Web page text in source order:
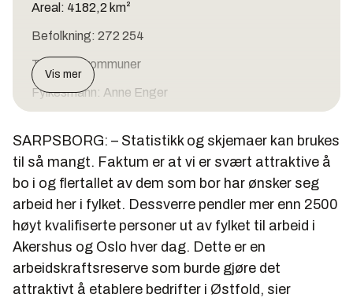
Areal: 4182,2 km²
Befolkning: 272 254
Totalt 18 kommuner
Fylkesmann: Anne Enger
Hovednæringer:
Landbruk
Industri:
treforedling, næringsmiddel, kjemi, energi, miljø,
Underholdning, IKT
Vis mer
SARPSBORG: – Statistikk og skjemaer kan brukes
til så mangt. Faktum er at vi er svært attraktive å
bo i og flertallet av dem som bor har ønsker seg
arbeid her i fylket. Dessverre pendler mer enn 2500
høyt kvalifiserte personer ut av fylket til arbeid i
Akershus og Oslo hver dag. Dette er en
arbeidskraftsreserve som burde gjøre det
attraktivt å etablere bedrifter i Østfold, sier